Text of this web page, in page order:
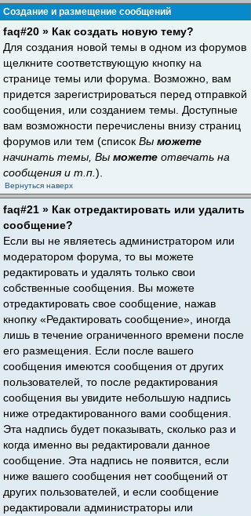
Создание и размещение сообщений
faq#20 » Как создать новую тему?
Для создания новой темы в одном из форумов
щелкните соответствующую кнопку на
странице темы или форума. Возможно, вам
придется зарегистрироваться перед отправкой
сообщения, или созданием темы. Доступные
вам возможности перечислены внизу страниц
форумов или тем (список Вы можете
начинать темы, Вы можете отвечать на
сообщения и т.п. ).
Вернуться наверх
faq#21 » Как отредактировать или удалить
сообщение?
Если вы не являетесь администратором или
модератором форума, то вы можете
редактировать и удалять только свои
собственные сообщения. Вы можете
отредактировать свое сообщение, нажав
кнопку «Редактировать сообщение», иногда
лишь в течение ограниченного времени после
его размещения. Если после вашего
сообщения имеются сообщения от других
пользователей, то после редактирования
сообщения вы увидите небольшую надпись
ниже отредактированного вами сообщения.
Эта надпись будет показывать, сколько раз и
когда именно вы редактировали данное
сообщение. Эта надпись не появится, если
ниже вашего сообщения нет сообщений от
других пользователей, и если сообщение
редактировали администраторы или